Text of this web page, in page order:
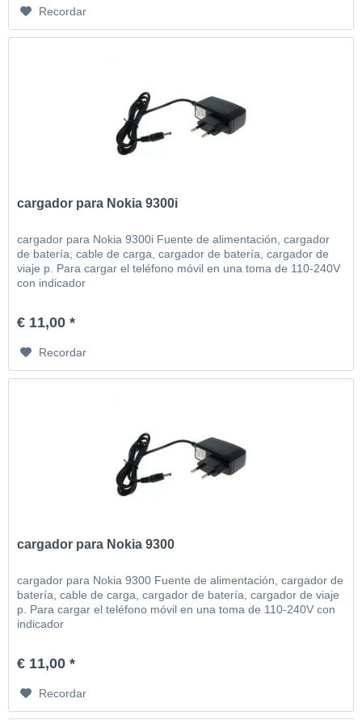
Recordar
cargador para Nokia 9300i
cargador para Nokia 9300i Fuente de alimentación, cargador
de batería, cable de carga, cargador de batería, cargador de
viaje p. Para cargar el teléfono móvil en una toma de 110-240V
con indicador
€ 11,00 *
Recordar
cargador para Nokia 9300
cargador para Nokia 9300 Fuente de alimentación, cargador de
batería, cable de carga, cargador de batería, cargador de viaje
p. Para cargar el teléfono móvil en una toma de 110-240V con
indicador
€ 11,00 *
Recordar